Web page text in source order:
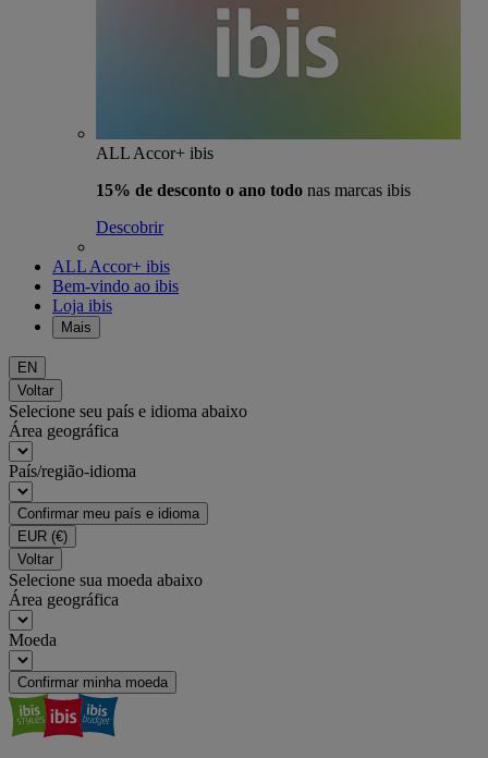
ALL Accor+ ibis
15% de desconto o ano todo nas marcas ibis
Descobrir
ALL Accor+ ibis
Bem-vindo ao ibis
Loja ibis
Mais
EN
Voltar
Selecione seu país e idioma abaixo
Área geográfica
País/região-idioma
Confirmar meu país e idioma
EUR (€)
Voltar
Selecione sua moeda abaixo
Área geográfica
Moeda
Confirmar minha moeda